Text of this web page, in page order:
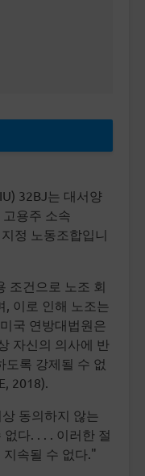
32BJ는 대서양
용주 소속
정 노동조합입니
조건으로 노조 회
, 이로 인해 노조는
국 연방대법원은
자신의 의사에 반
도록 강제될 수 없
2018).
동의하지 않는
다. . . . 이러한 절
속될 수 없다."